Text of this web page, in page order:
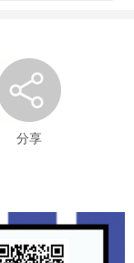
分享